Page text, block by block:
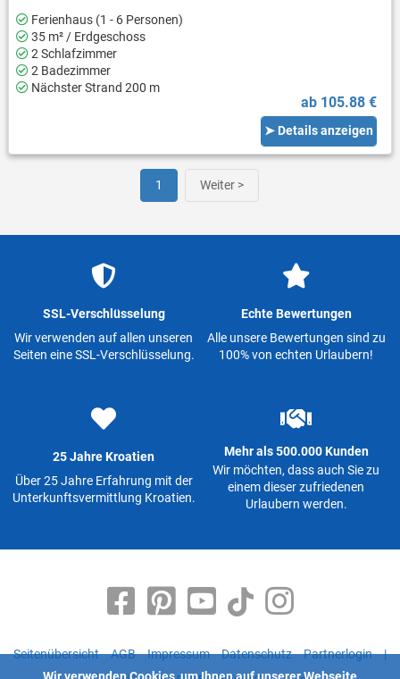
Ferienhaus (1 - 6 Personen)
35 m² / Erdgeschoss
2 Schlafzimmer
2 Badezimmer
Nächster Strand 200 m
ab 105.88 €
➤ Details anzeigen
1 Weiter >
SSL-Verschlüsselung
Wir verwenden auf allen unseren
Seiten eine SSL-Verschlüsselung.
Echte Bewertungen
Alle unsere Bewertungen sind zu
100% von echten Urlaubern!
25 Jahre Kroatien
Über 25 Jahre Erfahrung mit der
Unterkunftsvermittlung Kroatien.
Mehr als 500.000 Kunden
Wir möchten, dass auch Sie zu
einem dieser zufriedenen
Urlaubern werden.
Seitenübersicht AGB Impressum Datenschutz Partnerlogin
|